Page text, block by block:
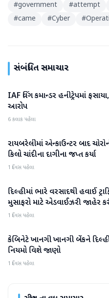
#government #attempt
#came #Cyber #
સંબંધિત સમાચાર
રાષ્ટ્રીય
IAF વિંગ કમાન્ડર હનીટ્રેપમાં
આરોપ
6 કલાક પહેલા
રાષ્ટ્રીય
રાયબરેલીમાં એન્કાઉન્ટર બાદ
કિલો ચાંદીના દાગીના જપ્ત કર્યા
1 દિવસ પહેલા
રાષ્ટ્રીય
દિલ્હીમાં ભારે વરસાદથી હવાઈ
મુસાફરો માટે એડવાઈઝરી જાહેર
1 દિવસ પહેલા
રાષ્ટ્રીય
કેબિનેટે ખાનગી ખાનગી બેંકને
નિયમો વિશે જાણો
1 દિવસ પહેલા